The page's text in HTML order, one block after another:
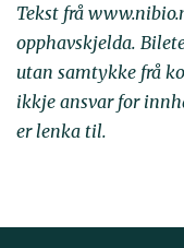
Tekst frå
opphavskjelda.
utan samtykke frå
ikkje ansvar for
er lenka til.